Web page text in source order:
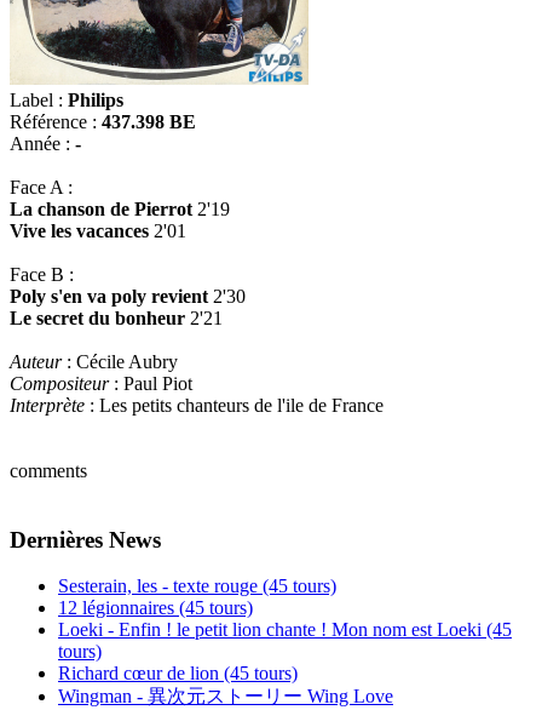
Label : Philips
Référence : 437.398 BE
Année : -
Face A :
La chanson de Pierrot 2'19
Vive les vacances 2'01
Face B :
Poly s'en va poly revient 2'30
Le secret du bonheur 2'21
Auteur: Cécile Aubry
Compositeur: Paul Piot
Interprète : Les petits chanteurs de l'ile de France
comments
Dernières News
Sesterain, les - texte rouge (45 tours)
12 légionnaires (45 tours)
Loeki - Enfin ! le petit lion chante ! Mon nom est Loeki (45
tours)
Richard cœur de lion (45 tours)
Wingman - 異次元ストーリー Wing Love